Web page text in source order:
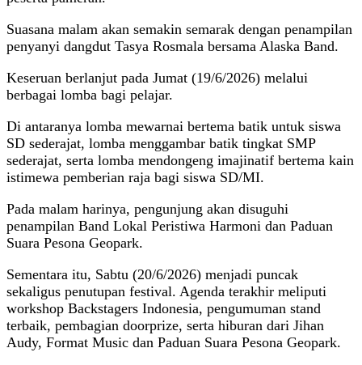
Suasana malam akan semakin semarak dengan penampilan
penyanyi dangdut Tasya Rosmala bersama Alaska Band.
Keseruan berlanjut pada Jumat (19/6/2026) melalui
berbagai lomba bagi pelajar.
Di antaranya lomba mewarnai bertema batik untuk siswa
SD sederajat, lomba menggambar batik tingkat SMP
sederajat, serta lomba mendongeng imajinatif bertema kain
istimewa pemberian raja bagi siswa SD/MI.
Pada malam harinya, pengunjung akan disuguhi
penampilan Band Lokal Peristiwa Harmoni dan Paduan
Suara Pesona Geopark.
Sementara itu, Sabtu (20/6/2026) menjadi puncak
sekaligus penutupan festival. Agenda terakhir meliputi
workshop Backstagers Indonesia, pengumuman stand
terbaik, pembagian doorprize, serta hiburan dari Jihan
Audy, Format Music dan Paduan Suara Pesona Geopark.